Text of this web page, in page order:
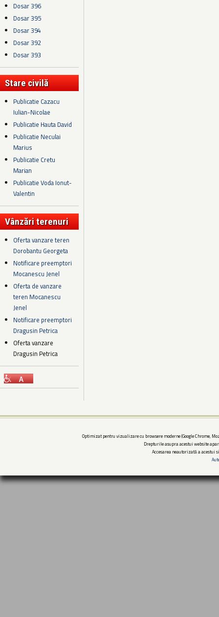
Dosar 396
Dosar 395
Dosar 394
Dosar 392
Dosar 393
Stare civilă
Publicatie Cazacu
Iulian-Nicolae
Publicatie Hauta David
Publicatie Neculai
Marius
Publicatie Cretu
Marian
Publicatie Voda Ionut-
Valentin
Vânzări terenuri
Oferta vanzare teren
Dorobantu Georgeta
Notificare preemptori
Mocanescu Jenel
Oferta de vanzare
teren Mocanescu
Jenel
Notificare preemptori
Dragusin Petrica
Oferta vanzare
Dragusin Petrica
Optimizat pentru vizualizare cu browsere moderne (Google Chrome,
Drepturile asupra acestui website
Accesarea neautorizată a acestui